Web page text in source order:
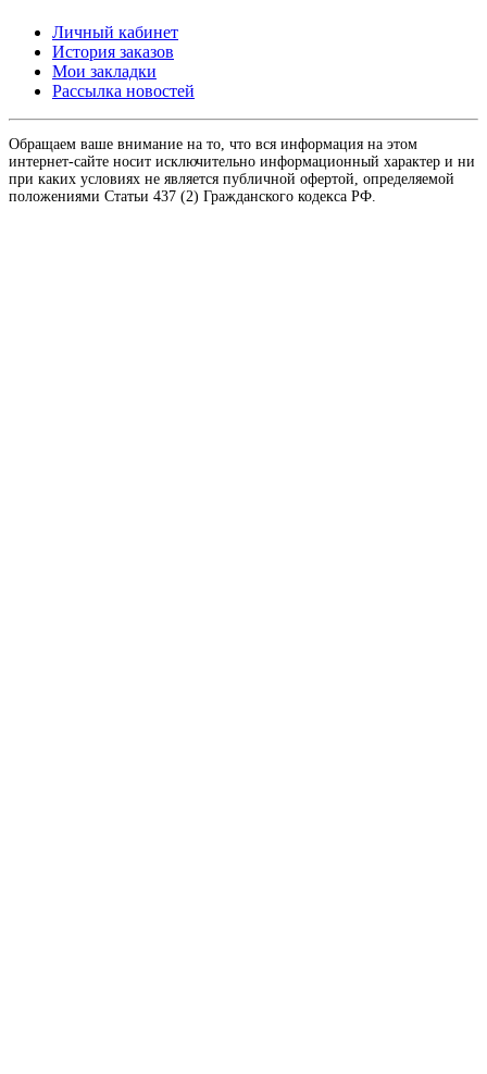
Личный кабинет
История заказов
Мои закладки
Рассылка новостей
Обращаем ваше внимание на то, что вся информация на этом
интернет-сайте носит исключительно информационный характер и ни
при каких условиях не является публичной офертой, определяемой
положениями Статьи 437 (2) Гражданского кодекса РФ.